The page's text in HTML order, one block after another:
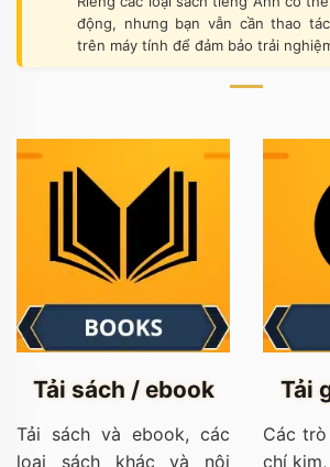
động, nhưng bạn vẫn cần thao
trên máy tính để đảm bảo trải
Tải sách / ebook
Tải sách và ebook, các
loại sách khác và nội
Tải
Các
chí